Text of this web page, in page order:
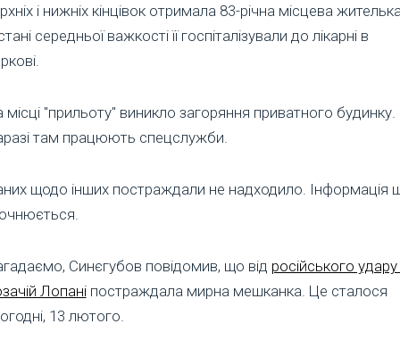
і нижніх кінцівок отримала 83-річна місцева
середньої важкості її госпіталізували до лікарні в
"прильоту" виникло загоряння приватного будинку.
там працюють спецслужби.
щодо інших постраждали не надходило. Інформація
Синєгубов повідомив, що від російського
Лопаніпостраждала мирна мешканка. Це сталося
13 лютого.